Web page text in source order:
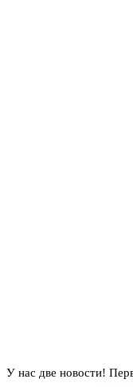
У нас две новости!